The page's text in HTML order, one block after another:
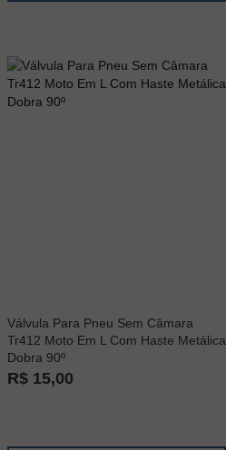
Válvula Para Pneu Sem Câmara
Tr412 Moto Em L Com Haste Metálica
Dobra 90º
R$ 15,00